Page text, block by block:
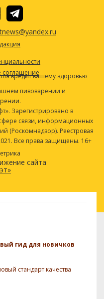
соглашение
вредит вашему здоровью
пивоварении и
Зарегистрировано в
связи, информационных
(Роскомнадзор). Реестровая
Все права защищены. 16+
сайта
гид для новичков
стандарт качества